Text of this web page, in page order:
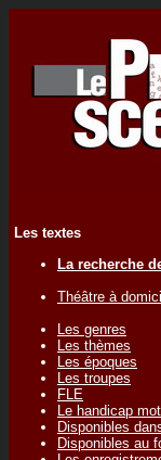
Les textes
La recherche
Théâtre à
Les genres
Les thèmes
Les époques
Les troupes
FLE
Le handicap
Disponibles
Disponibles au